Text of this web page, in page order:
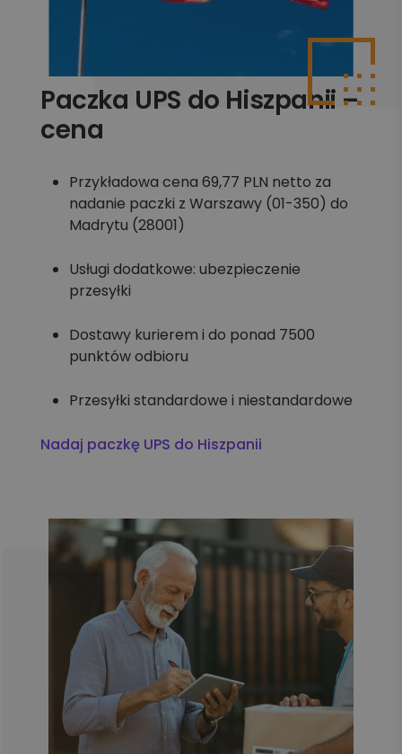
Paczka UPS do Hiszpanii –
cena
Przykładowa cena 69,77 PLN netto za
nadanie paczki z Warszawy (01-350) do
Madrytu (28001)
Usługi dodatkowe: ubezpieczenie
przesyłki
Dostawy kurierem i do ponad 7500
punktów odbioru
Przesyłki standardowe i niestandardowe
Nadaj paczkę UPS do Hiszpanii